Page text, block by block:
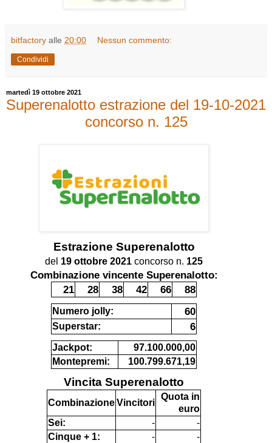
bitfactory alle 20:00 Nessun commento:
Condividi
martedì 19 ottobre 2021
Superenalotto estrazione del 19-10-2021
concorso n. 125
Estrazione Superenalotto
del 19 ottobre 2021 concorso n. 125
Combinazione vincente Superenalotto:
21
28 38 42 66 88
Numero jolly: 60
Superstar: 6
Jackpot:
97.100.000,00
Montepremi:
100.799.671,19
Vincita Superenalotto
CombinazioneVincitori
Quota in
euro
Sei:
-
-
Cinque + 1:
-
-